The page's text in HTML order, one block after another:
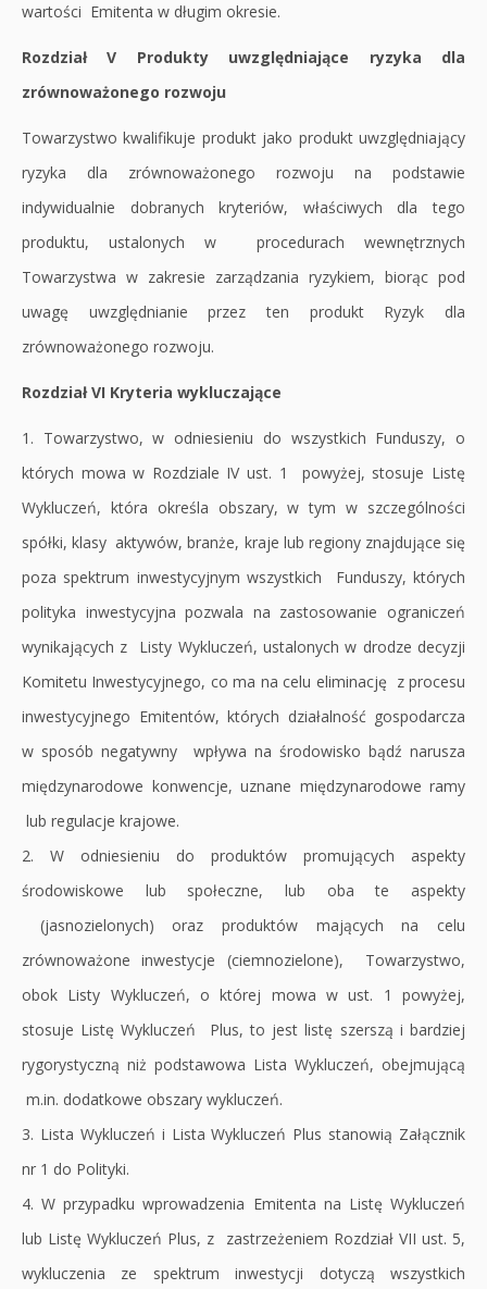
wartości Emitenta w długim okresie.
Rozdział V Produkty uwzględniające ryzyka dla
zrównoważonego rozwoju
Towarzystwo kwalifikuje produkt jako produkt uwzględniający
ryzyka dla zrównoważonego rozwoju na podstawie
indywidualnie dobranych kryteriów, właściwych dla tego
produktu, ustalonych w procedurach wewnętrznych
Towarzystwa w zakresie zarządzania ryzykiem, biorąc pod
uwagę uwzględnianie przez ten produkt Ryzyk dla
zrównoważonego rozwoju.
Rozdział VI Kryteria wykluczające
1. Towarzystwo, w odniesieniu do wszystkich Funduszy, o
których mowa w Rozdziale IV ust. 1 powyżej, stosuje Listę
Wykluczeń, która określa obszary, w tym w szczególności
spółki, klasy aktywów, branże, kraje lub regiony znajdujące się
poza spektrum inwestycyjnym wszystkich Funduszy, których
polityka inwestycyjna pozwala na zastosowanie ograniczeń
wynikających z Listy Wykluczeń, ustalonych w drodze decyzji
Komitetu Inwestycyjnego, co ma na celu eliminację z procesu
inwestycyjnego Emitentów, których działalność gospodarcza
w sposób negatywny wpływa na środowisko bądź narusza
międzynarodowe konwencje, uznane międzynarodowe ramy
lub regulacje krajowe.
2. W odniesieniu do produktów promujących aspekty
środowiskowe lub społeczne, lub oba te aspekty
(jasnozielonych) oraz produktów mających na celu
zrównoważone inwestycje (ciemnozielone), Towarzystwo,
obok Listy Wykluczeń, o której mowa w ust. 1 powyżej,
stosuje Listę Wykluczeń Plus, to jest listę szerszą i bardziej
rygorystyczną niż podstawowa Lista Wykluczeń, obejmującą
m.in. dodatkowe obszary wykluczeń.
3. Lista Wykluczeń i Lista Wykluczeń Plus stanowią Załącznik
nr 1 do Polityki.
4. W przypadku wprowadzenia Emitenta na Listę Wykluczeń
lub Listę Wykluczeń Plus, z zastrzeżeniem Rozdział VII ust. 5,
wykluczenia ze spektrum inwestycji dotyczą wszystkich